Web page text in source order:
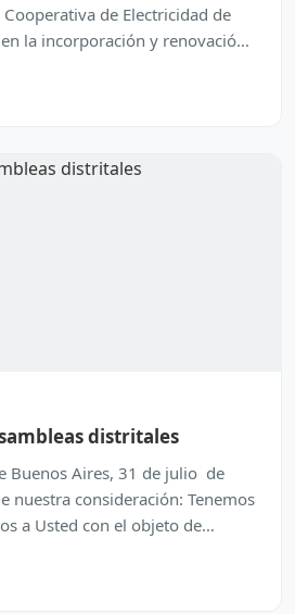
de Electricidad de
la incorporación y renovación
distritales
Buenos Aires, 31 de julio de
nuestra consideración: Tenemos
a Usted con el objeto de